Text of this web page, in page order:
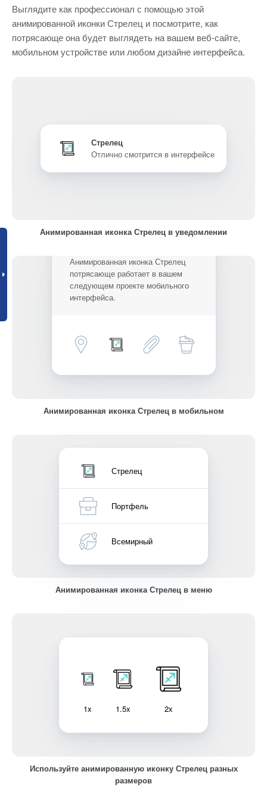
Выглядите как профессионал с помощью этой
анимированной иконки Стрелец и посмотрите, как
потрясающе она будет выглядеть на вашем веб-сайте,
мобильном устройстве или любом дизайне интерфейса.
Стрелец
Отлично смотрится в интерфейсе
Анимированная иконка Стрелец в уведомлении
Анимированная иконка Стрелец
потрясающе работает в вашем
следующем проекте мобильного
интерфейса.
Анимированная иконка Стрелец в мобильном
Стрелец
Портфель
Всемирный
Анимированная иконка Стрелец в меню
1x 1.5x 2x
Используйте анимированную иконку Стрелец разных
размеров